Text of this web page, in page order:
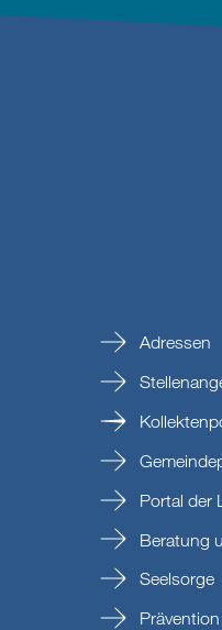
Adressen
Portal der
Beratung
Seelsorge